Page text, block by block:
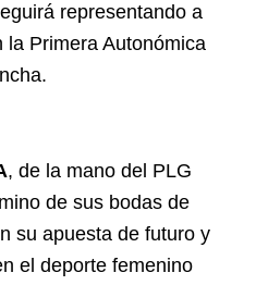
representando a
la Primera Autonómica
, de la mano del PLG
de sus bodas de
su apuesta de futuro y
el deporte femenino